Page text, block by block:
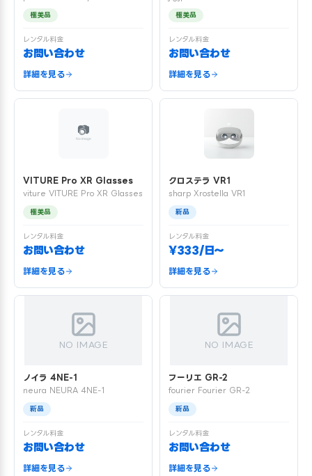
極美品
レンタル料金
お問い合わせ
詳細を見る
極美品
レンタル料金
お問い合わせ
詳細を見る
VITURE Pro XR Glasses
viture VITURE Pro XR Glasses
極美品
レンタル料金
お問い合わせ
詳細を見る
クロステラ VR1
sharp Xrostella VR1
新品
レンタル料金
¥333/日〜
詳細を見る
NO IMAGE
ノイラ 4NE-1
neura NEURA 4NE-1
新品
レンタル料金
お問い合わせ
詳細を見る
NO IMAGE
フーリエ GR-2
fourier Fourier GR-2
新品
レンタル料金
お問い合わせ
詳細を見る